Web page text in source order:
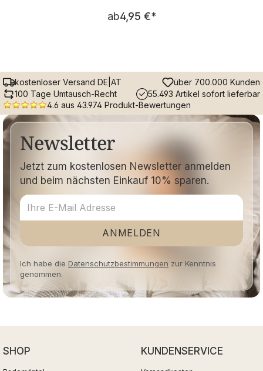
Regulärer Preis:
ab4,95 €*
kostenloser Versand DE|AT
über 700.000 Kunden
100 Tage Umtausch-Recht
55.493 Artikel sofort lieferbar
4.6 aus 43.974 Produkt-Bewertungen
Newsletter
Jetzt zum kostenlosen Newsletter anmelden
und beim nächsten Einkauf 10% sparen.
ANMELDEN
Ich habe die Datenschutzbestimmungen zur Kenntnis
genommen.
SHOP KUNDENSERVICE